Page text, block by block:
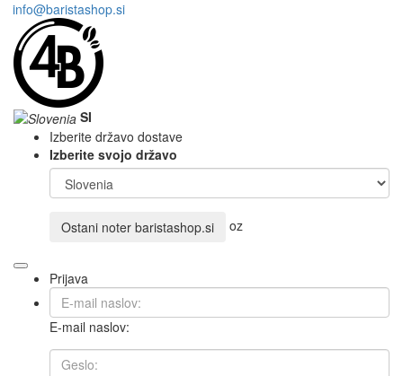
info@baristashop.si
SI
Izberite državo dostave
Izberite svojo državo
Ostani noter baristashop.si oz
Prijava
E-mail naslov: